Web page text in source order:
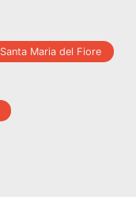
Santa Maria del Fiore